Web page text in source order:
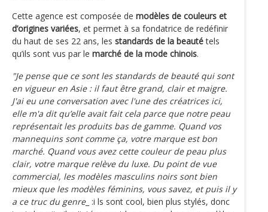
Cette agence est composée de modèles de couleurs et
d’origines variées, et permet à sa fondatrice de redéfinir
du haut de ses 22 ans, les standards de la beautétels
qu’ils sont vus par le marché de la mode chinois.
"Je pense que ce sont les standards de beauté qui sont
en vigueur en Asie : il faut être grand, clair et maigre.
J'ai eu une conversation avec l'une des créatrices ici,
elle m'a dit qu’elle avait fait cela parce que notre peau
représentait les produits bas de gamme. Quand vos
mannequins sont comme ça, votre marque est bon
marché. Quand vous avez cette couleur de peau plus
clair, votre marque relève du luxe. Du point de vue
commercial, les modèles masculins noirs sont bien
mieux que les modèles féminins, vous savez, et puis il y
a ce truc du genre_ :i ls sont cool, bien plus stylés, donc